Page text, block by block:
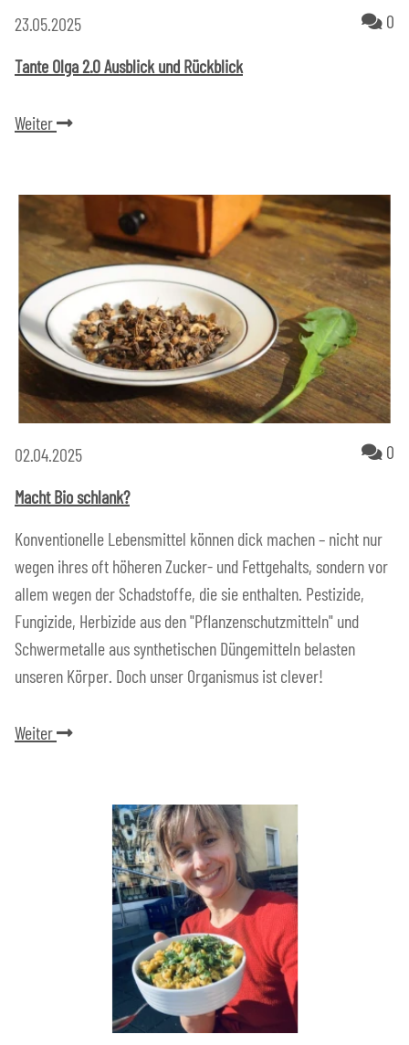
23.05.2025 0
Tante Olga 2.0 Ausblick und Rückblick
Weiter
02.04.2025 0
Macht Bio schlank?
Konventionelle Lebensmittel können dick machen – nicht nur
wegen ihres oft höheren Zucker- und Fettgehalts, sondern vor
allem wegen der Schadstoffe, die sie enthalten. Pestizide,
Fungizide, Herbizide aus den "Pflanzenschutzmitteln" und
Schwermetalle aus synthetischen Düngemitteln belasten
unseren Körper. Doch unser Organismus ist clever!
Weiter